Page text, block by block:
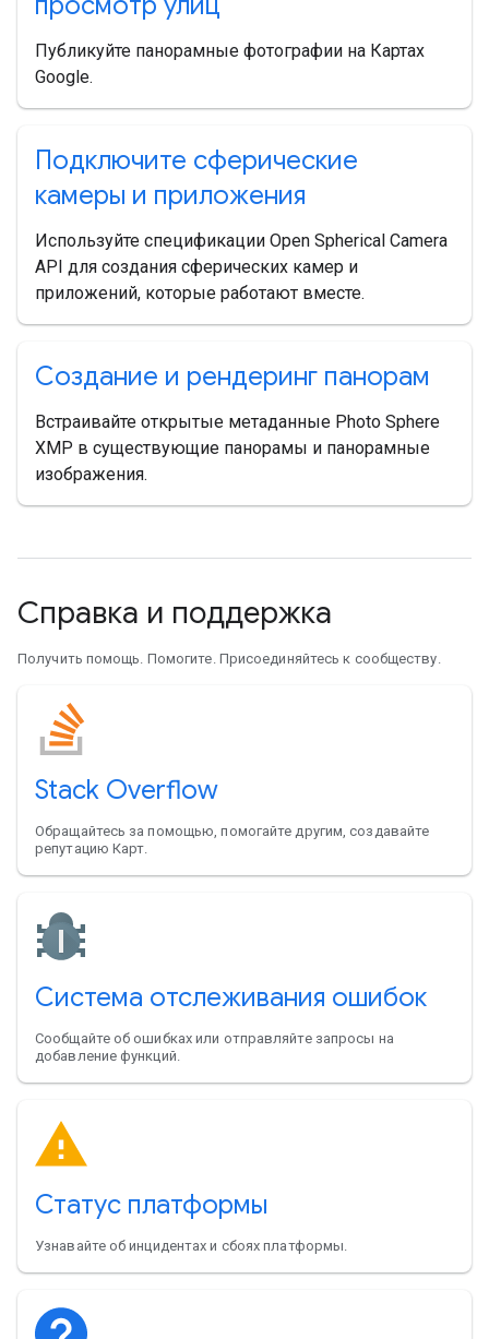
Публикуйте панорамные фотографии на Картах
Google.
Подключите сферические
камеры и приложения
Используйте спецификации Open Spherical Camera
API для создания сферических камер и
приложений, которые работают вместе.
Создание и рендеринг панорам
Встраивайте открытые метаданные Photo Sphere
XMP в существующие панорамы и панорамные
изображения.
Справка и поддержка
Получить помощь. Помогите. Присоединяйтесь к сообществу.
Stack Overflow
Обращайтесь за помощью, помогайте другим, создавайте
репутацию Карт.
Система отслеживания ошибок
Сообщайте об ошибках или отправляйте запросы на
добавление функций.
Статус платформы
Узнавайте об инцидентах и сбоях платформы.